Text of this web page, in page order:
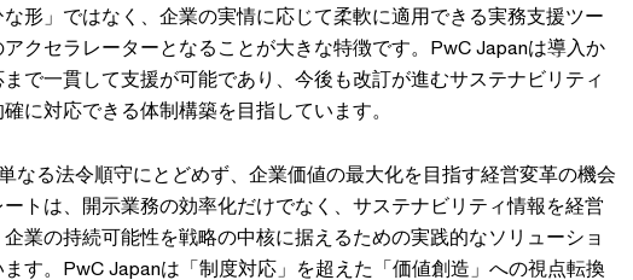
形」ではなく、企業の実情に応じて柔軟に適用できる実務支援ツー
クセラレーターとなることが大きな特徴です。PwC Japanは導入か
で一貫して支援が可能であり、今後も改訂が進むサステナビリティ
に対応できる体制構築を目指しています。
なる法令順守にとどめず、企業価値の最大化を目指す経営変革の機会
トは、開示業務の効率化だけでなく、サステナビリティ情報を経営
業の持続可能性を戦略の中核に据えるための実践的なソリューショ
す。PwC Japanは「制度対応」を超えた「価値創造」への視点転換